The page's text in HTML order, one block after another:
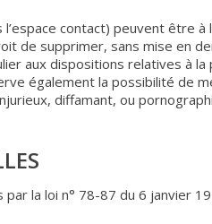
contact) peuvent être à
de supprimer, sans mise en
aux dispositions relatives à la
également la possibilité
diffamant, ou
la loi n° 78-87 du 6 janvier